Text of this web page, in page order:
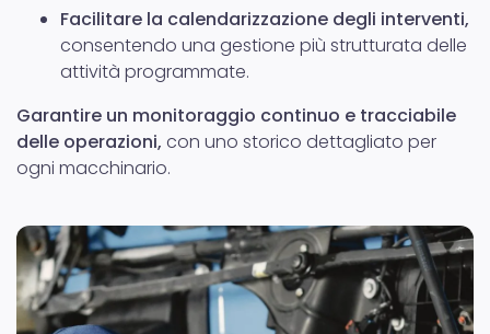
Facilitare la calendarizzazione degli interventi,
consentendo una gestione più strutturata delle
attività programmate.
Garantire un monitoraggio continuo e tracciabile
delle operazioni, con uno storico dettagliato per
ogni macchinario.